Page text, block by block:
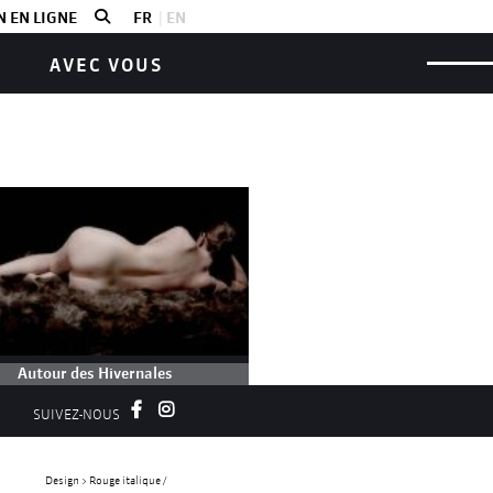
EN LIGNE FR EN
AVEC VOUS
Autour des Hivernales
les événements, installation,
qui ont lieu autour du Festival!
SUIVEZ-NOUS
Design > Rouge italique /